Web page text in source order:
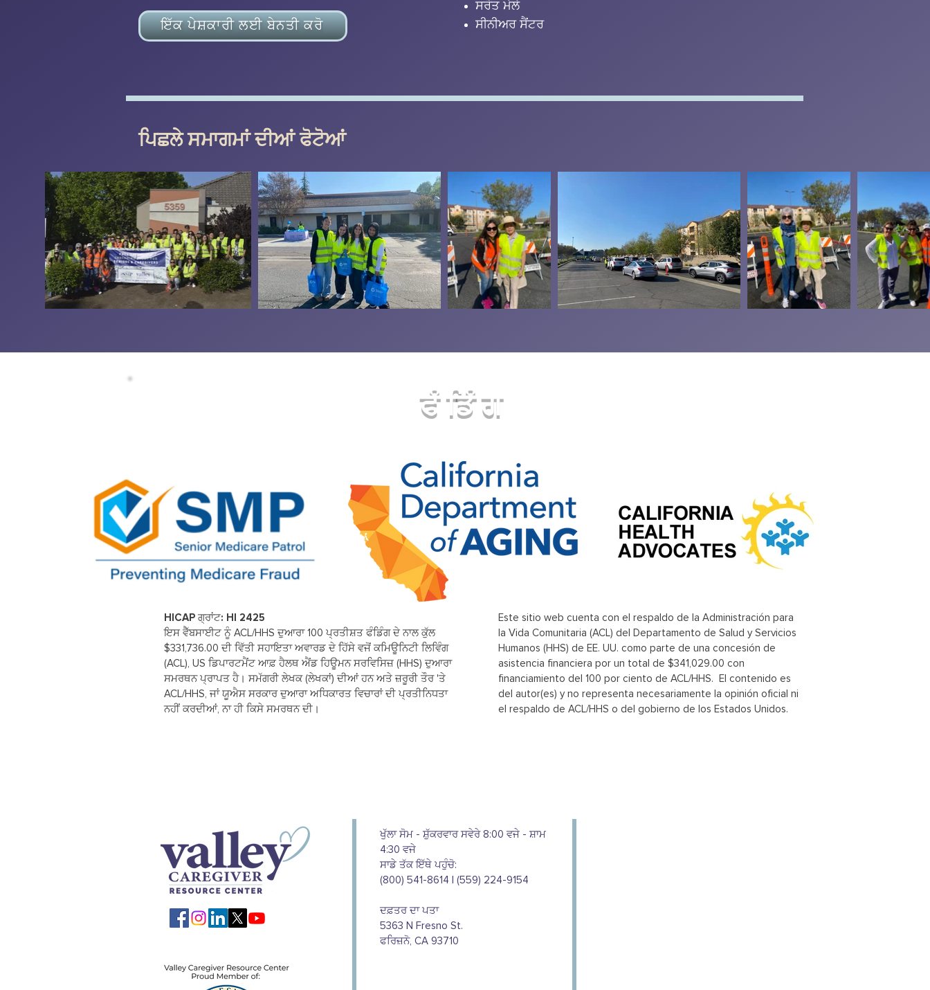
ਇੱਕ ਪੇਸ਼ਕਾਰੀ ਲਈ ਬੇਨਤੀ ਕਰੋ
ਸਰੋਤ ਮੇਲੇ
ਸੀਨੀਅਰ ਸੈਂਟਰ
ਪਿਛਲੇ ਸਮਾਗਮਾਂ ਦੀਆਂ ਫੋਟੋਆਂ
ਫੰਡਿੰਗ
HICAP ਗ੍ਰਾਂਟ: HI 2425
ਇਸ ਵੈੱਬਸਾਈਟ ਨੂੰ ACL/HHS ਦੁਆਰਾ 100 ਪ੍ਰਤੀਸ਼ਤ ਫੰਡਿੰਗ ਦੇ ਨਾਲ ਕੁੱਲ
$331,736.00 ਦੀ ਵਿੱਤੀ ਸਹਾਇਤਾ ਅਵਾਰਡ ਦੇ ਹਿੱਸੇ ਵਜੋਂ ਕਮਿਊਨਿਟੀ ਲਿਵਿੰਗ
(ACL), US ਡਿਪਾਰਟਮੈਂਟ ਆਫ਼ ਹੈਲਥ ਐਂਡ ਹਿਊਮਨ ਸਰਵਿਸਿਜ਼ (HHS) ਦੁਆਰਾ
ਸਮਰਥਨ ਪ੍ਰਾਪਤ ਹੈ। ਸਮੱਗਰੀ ਲੇਖਕ (ਲੇਖਕਾਂ) ਦੀਆਂ ਹਨ ਅਤੇ ਜ਼ਰੂਰੀ ਤੌਰ 'ਤੇ
ACL/HHS, ਜਾਂ ਯੂਐਸ ਸਰਕਾਰ ਦੁਆਰਾ ਅਧਿਕਾਰਤ ਵਿਚਾਰਾਂ ਦੀ ਪ੍ਰਤੀਨਿਧਤਾ
ਨਹੀਂ ਕਰਦੀਆਂ, ਨਾ ਹੀ ਕਿਸੇ ਸਮਰਥਨ ਦੀ।
Este sitio web cuenta con el respaldo de la Administración para
la Vida Comunitaria (ACL) del Departamento de Salud y Servicios
Humanos (HHS) de EE. UU. como parte de una concesión de
asistencia financiera por un total de $341,029.00 con
financiamiento del 100 por ciento de ACL/HHS. El contenido es
del autor(es) y no representa necesariamente la opinión oficial ni
el respaldo de ACL/HHS o del gobierno de los Estados Unidos.
ਖੁੱਲਾ ਸੋਮ - ਸ਼ੁੱਕਰਵਾਰ ਸਵੇਰੇ 8:00 ਵਜੇ - ਸ਼ਾਮ
4:30 ਵਜੇ
ਸਾਡੇ ਤੱਕ ਇੱਥੇ ਪਹੁੰਚੋ:
(800) 541-8614 | (559) 224-9154
ਦਫ਼ਤਰ ਦਾ ਪਤਾ
5363 N Fresno St.
ਫਰਿਜ਼ਨੋ, CA 93710